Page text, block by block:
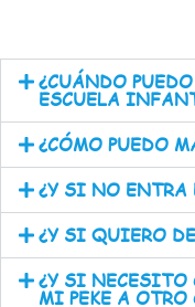
¿CUÁNDO
ESCUELA
¿CÓMO PUEDO
¿Y SI NO ENTRA
¿Y SI QUIERO
¿Y SI NECESITO
MI PEKE A OTRO